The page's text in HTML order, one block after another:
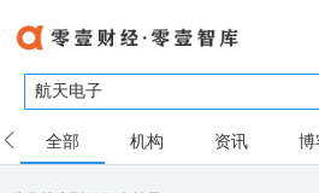
全部 机构 资讯 博